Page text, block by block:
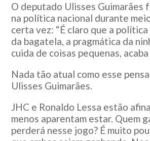
O deputado Ulisses Guimarães
na política nacional durante
certa vez: “É claro que a
da bagatela, a pragmática da
cuida de coisas pequenas, acaba
Nada tão atual como esse
Ulisses Guimarães.
JHC e Ronaldo Lessa estão
menos aparentam estar. Quem
perderá nesse jogo? É muito